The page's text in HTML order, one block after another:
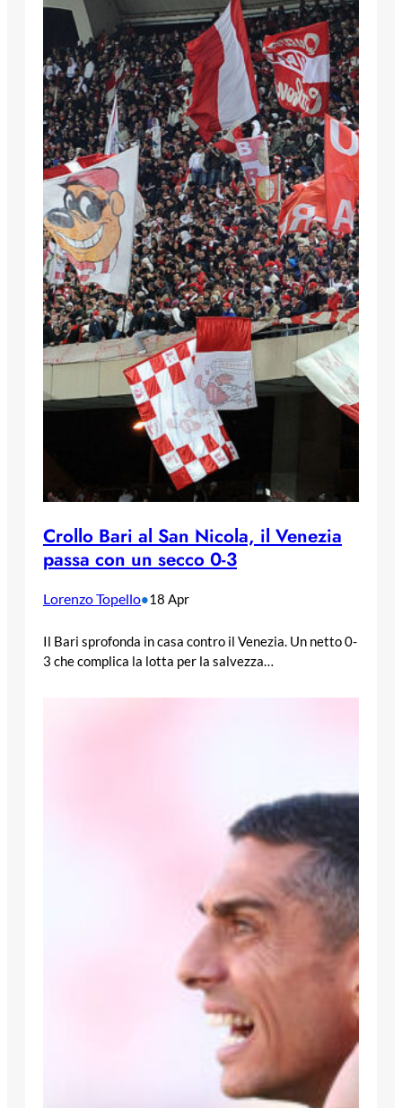
Crollo Bari al San Nicola, il Venezia
passa con un secco 0-3
Lorenzo Topello•18 Apr
Il Bari sprofonda in casa contro il Venezia. Un netto 0-
3 che complica la lotta per la salvezza…